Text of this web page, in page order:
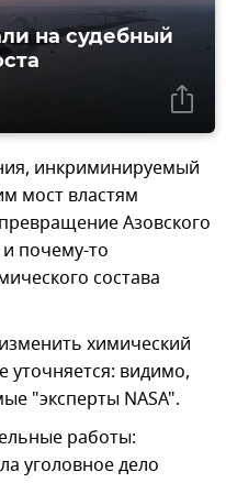
на судебный
инкриминируемый
мост властям
Азовского
почему-то
состава
химический
уточняется: видимо,
"эксперты NASA".
работы:
уголовное дело